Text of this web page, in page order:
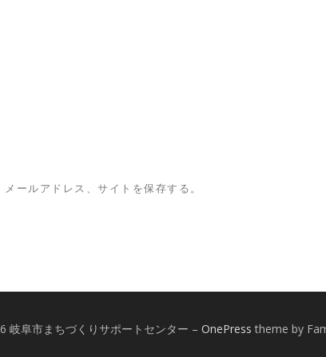
ールアドレス、サイトを保存する。
岐阜市まちづくりサポートセンター – OnePress theme by